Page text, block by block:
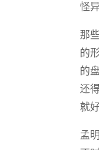
怪
那
的
的
还
就
孟